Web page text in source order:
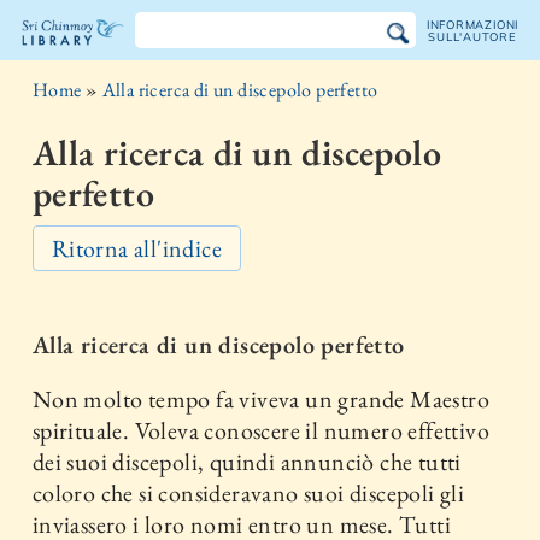
La
libreria
Sri
Chinmoy
INFORMAZIONI
SULL'AUTORE
Home » Alla ricerca di un discepolo perfetto
Alla ricerca di un discepolo
perfetto
Ritorna all'indice
Alla ricerca di un discepolo perfetto
Non molto tempo fa viveva un grande Maestro
spirituale. Voleva conoscere il numero effettivo
dei suoi discepoli, quindi annunciò che tutti
coloro che si consideravano suoi discepoli gli
inviassero i loro nomi entro un mese. Tutti